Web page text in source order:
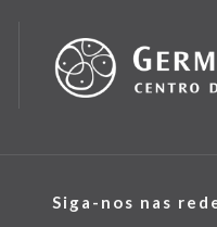
Siga-nos nas